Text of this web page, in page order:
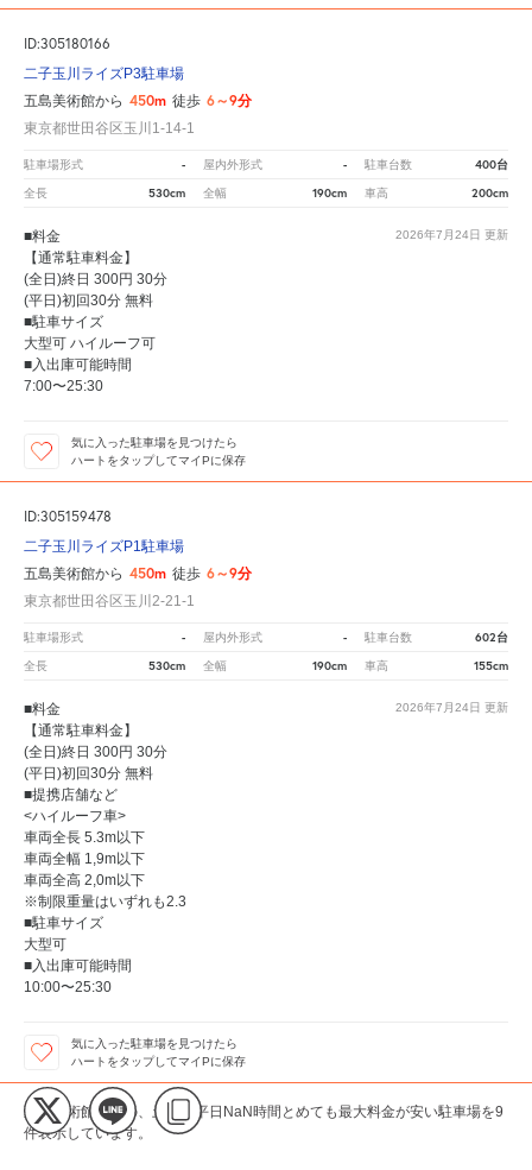
ID:305180166
二子玉川ライズP3駐車場
五島美術館から 450m 徒歩 6～9分
東京都世田谷区玉川1-14-1
駐車場形式 - 屋内外形式 - 駐車台数 400台
全長 530cm 全幅 190cm 車高 200cm
2026年7月24日 更新
■料金
【通常駐車料金】
(全日)終日 300円 30分
(平日)初回30分 無料
■駐車サイズ
大型可 ハイルーフ可
■入出庫可能時間
7:00〜25:30
気に入った駐車場を見つけたら
ハートをタップしてマイPに保存
ID:305159478
二子玉川ライズP1駐車場
五島美術館から 450m 徒歩 6～9分
東京都世田谷区玉川2-21-1
駐車場形式 - 屋内外形式 - 駐車台数 602台
全長 530cm 全幅 190cm 車高 155cm
2026年7月24日 更新
■料金
【通常駐車料金】
(全日)終日 300円 30分
(平日)初回30分 無料
■提携店舗など
<ハイルーフ車>
車両全長 5.3m以下
車両全幅 1,9m以下
車両全高 2,0m以下
※制限重量はいずれも2.3
■駐車サイズ
大型可
■入出庫可能時間
10:00〜25:30
気に入った駐車場を見つけたら
ハートをタップしてマイPに保存
五島美術館周辺の、土日・平日NaN時間とめても最大料金が安い駐車場を9
件表示しています。